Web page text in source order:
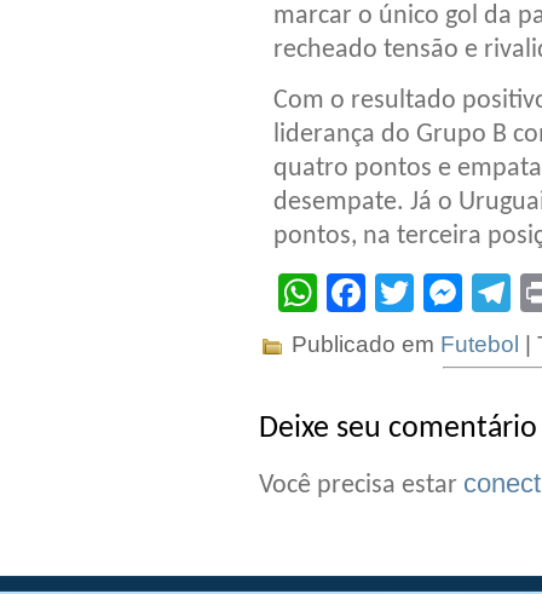
marcar o único gol da
recheado tensão e
Com o resultado
liderança do Grupo B
quatro pontos e
desempate. Já o
pontos, na terceira
WhatsApp
Facebook
Twitter
Publicado em Futebol |
Deixe seu comentário
Você precisa estar